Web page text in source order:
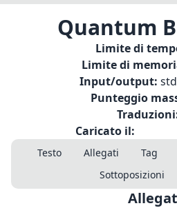
Quantum
Limite di
Limite di
Input/output:
Punteggio
Caricato il:
Testo Allegati Tag
Sottoposizioni